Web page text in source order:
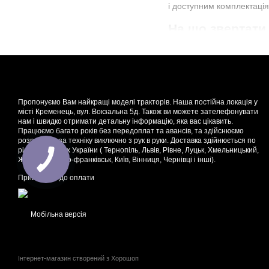
і доступним
поширеним навісним, що
Надійна база й міцні
Економні двигуни з
Розумні
Широкі різновиди і
Підтримка після
Якщо необхідно купити
Пропонуємо Вам найкращі моделі тракторів. Наша постійна локація у
місті Кременець, вул. Вокзальна 5д. Також ви можете зателефонувати
нам і швидко отримати детальну інформацію, яка вас цікавить.
Працюємо багато років без передоплат та авансів, та здійснюємо
розрахунок за техніку виключно з рук в руки. Доставка здійнюється по
різних куточках України ( Тернопіль, Львів, Рівне, Луцьк, Хмельницький,
Житомир, Івано-франківськ, Київ, Вінниця, Чернівці і інші).
Приймаємо до оплати
Мобільна версія
Інтернет-магазин створений з Хорошоп